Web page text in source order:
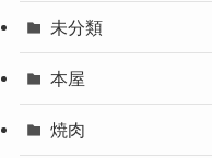
未分類
本屋
焼肉